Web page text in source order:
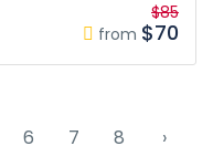
from
$85
$70
6 7 8 ›